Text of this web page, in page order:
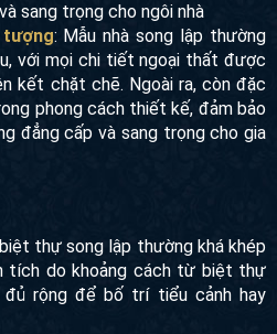
và thoải mái cho gia chủ, đồng
sang trọng cho ngôi nhà
: Mẫu nhà song lập thường
với mọi chi tiết ngoại thất
và liên kết chặt chẽ. Ngoài ra,
dạng trong phong cách thiết kế,
gian sống đẳng cấp và sang
biệt thự song lập thường khá
diện tích do khoảng cách từ biệt
đủ rộng để bố trí tiểu cảnh hay